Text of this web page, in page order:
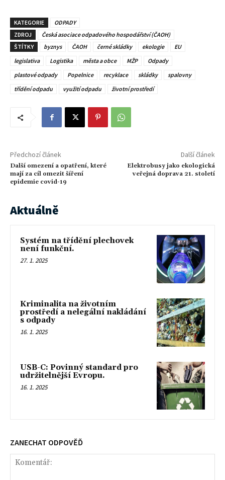
KATEGORIE
ODPADY
ZDROJ
Česká asociace odpadového hospodářství (ČAOH)
ŠTÍTKY
byznys ČAOH černé skládky ekologie
EU
legislativa
Logistika města a obce MŽP
Odpady
plastové odpady
Popelnice recyklace skládky
spalovny
třídění odpadu
využití odpadu životní prostředí
Předchozí článek
Další omezení a opatření, které
mají za cíl omezit šíření
epidemie covid-19
Další článek
Elektrobusy jako ekologická
veřejná doprava 21. století
Aktuálně
Systém na třídění plechovek
není funkční.
27. 1. 2025
Kriminalita na životním
prostředí a nelegální nakládání
s odpady
16. 1. 2025
USB-C: Povinný standard pro
udržitelnější Evropu.
16. 1. 2025
ZANECHAT ODPOVĚĎ